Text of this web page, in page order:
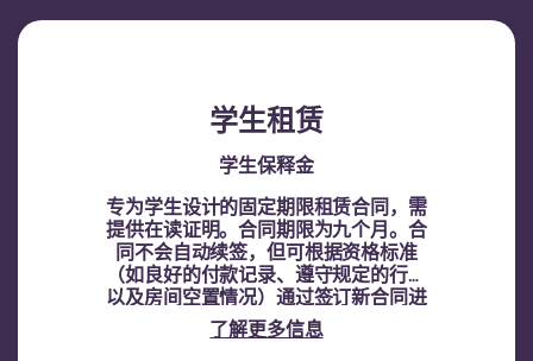
学生租赁
学生保释金
专为学生设计的固定期限租赁合同，需
提供在读证明。合同期限为九个月。合
同不会自动续签，但可根据资格标准
（如良好的付款记录、遵守规定的行为
以及房间空置情况）通过签订新合同进
行续租。
了解更多信息